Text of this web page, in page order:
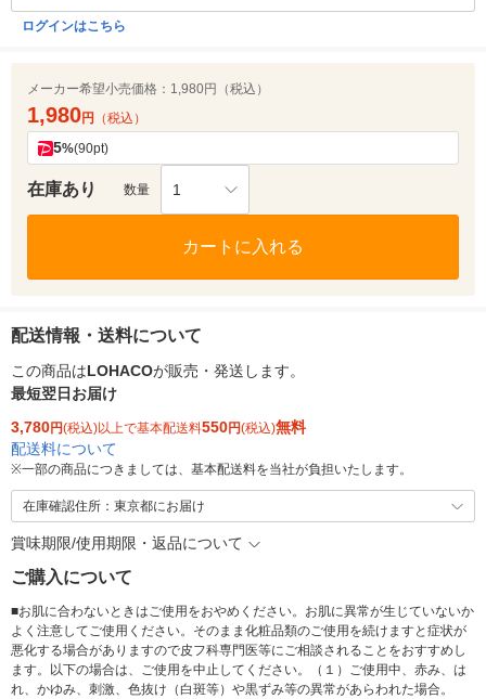
ログインはこちら
メーカー希望小売価格： 1,980円（税込）
1,980円 （税込）
5%(90pt)
在庫あり 数量 1
カートに入れる
配送情報・送料について
この商品はLOHACOが販売・発送します。
最短翌日お届け
3,780円(税込)以上で基本配送料550円(税込)無料
配送料について
※一部の商品につきましては、基本配送料を当社が負担いたします。
在庫確認住所：東京都にお届け
賞味期限/使用期限・返品について
ご購入について
■お肌に合わないときはご使用をおやめください。お肌に異常が生じていないか
よく注意してご使用ください。そのまま化粧品類のご使用を続けますと症状が
悪化する場合がありますので皮フ科専門医等にご相談されることをおすすめし
ます。以下の場合は、ご使用を中止してください。（１）ご使用中、赤み、は
れ、かゆみ、刺激、色抜け（白斑等）や黒ずみ等の異常があらわれた場合。